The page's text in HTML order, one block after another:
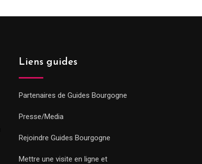
Liens guides
Partenaires de Guides Bourgogne
Presse/Media
Rejoindre Guides Bourgogne
Mettre une visite en ligne et